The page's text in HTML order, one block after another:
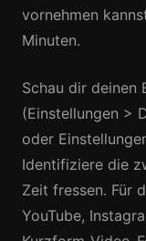
vornehmen
Minuten.
Schau dir deinen
(Einstellungen >
oder
Identifiziere die
Zeit fressen. Für
YouTube,